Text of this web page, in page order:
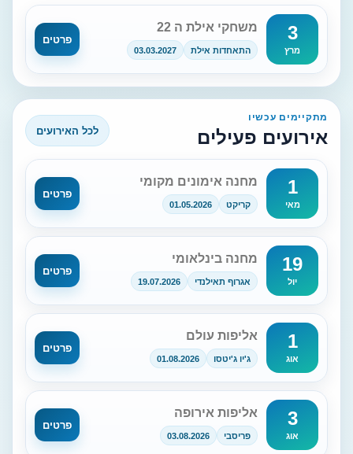
3
מרץ
משחקי אילת ה 22
התאחדות אילת 03.03.2027
פרטים
מתקיימים עכשיו
אירועים פעילים לכל האירועים
1
מאי
מחנה אימונים מקומי
קריקט 01.05.2026
פרטים
19
יול
מחנה בינלאומי
אגרוף תאילנדי 19.07.2026
פרטים
1
אוג
אליפות עולם
ג'יו ג'יטסו 01.08.2026
פרטים
3
אוג
אליפות אירופה
פריסבי 03.08.2026
פרטים